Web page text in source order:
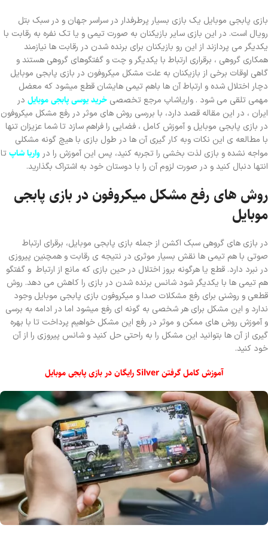
بازی پابجی موبایل یک بازی بسیار پرطرفدار در سراسر جهان و در سبک بتل
رویال است. در این بازی سایر بازیکنان به صورت تیمی و یا تک نفره به رقابت با
یکدیگر می پردازند از این رو بازیکنان برای برنده شدن در رقابت ها نیازمند
همکاری گروهی ، برقراری ارتباط با یکدیگر و چت و گفتگوهای گروهی هستند و
گاهی اوقات برخی از بازیکنان به علت مشکل میکروفون در بازی پابجی موبایل
دچار اختلال شده و ارتباط آن ها باهم تیمی هایشان قطع میشود که معضل
مهمی تلقی می شود . واریاشاپ مرجع تخصصی خرید یوسی پابجی موبایل در
ایران ، در این مقاله قصد دارد، با بررسی روش های موثر در رفع مشکل میکروفون
در بازی پابجی موبایل و آموزش کامل ، فضایی را فراهم سازد تا شما عزیزان تنها
با مطالعه ی این نکات وبه کار گیری آن ها در طول بازی با هیچ گونه مشکلی
مواجه نشده و بازی لذت بخشی را تجربه کنید، پس این آموزش را درواریا شاپتا
انتها دنبال کنید و در صورت لزوم آن را با دوستان خود به اشتراک بگذارید.
روش های رفع مشکل میکروفون در بازی پابجی
موبایل
در بازی های گروهی سبک اکشن از جمله بازی پابجی موبایل، برقرای ارتباط
صوتی با هم تیمی ها نقش بسیار موثری در نتیجه ی رقابت و همچنین پیروزی
در نبرد دارد. قطع یا هرگونه بروز اختلال در حین بازی که مانع از ارتباط و گفتگو
هم تیمی ها با یکدیگر شود شانس برنده شدن در بازی را کاهش می دهد. روش
قطعی و روشنی برای رفع مشکلات صدا و میکروفون بازی پابجی موبایل وجود
ندارد و این مشکل برای هر شخصی به گونه ای رفع میشود اما در ادامه به برسی
و آموزش روش های ممکن و موثر در رفع این مشکل خواهیم پرداخت تا با بهره
گیری از آن ها بتوانید این مشکل را به راحتی حل کنید و شانس پیروزی را از آن
خود کنید.
آموزش کامل گرفتن Silver رایگان در بازی پابجی موبایل